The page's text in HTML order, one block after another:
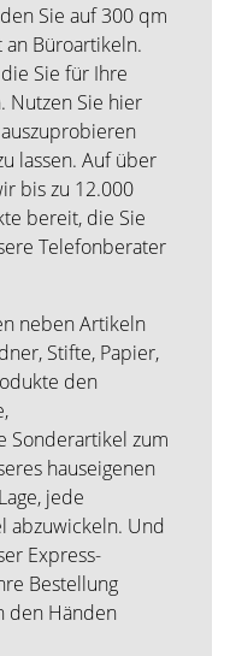
Sie auf 300 qm
Büroartikeln.
Sie für Ihre
Nutzen Sie hier
lassen. Auf über
bis zu 12.000
bereit, die Sie
Telefonberater
neben Artikeln
Stifte, Papier,
den
Sonderartikel zum
hauseigenen
jede
abzuwickeln. Und
Express-
Bestellung
den Händen